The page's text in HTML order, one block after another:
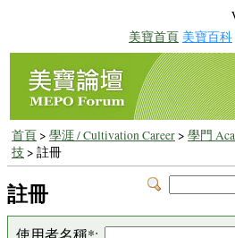
美寶首頁 美寶百科
首頁> 學涯 / Cultivation Career> 學門
技> 註冊
註冊
使用者名稱*: